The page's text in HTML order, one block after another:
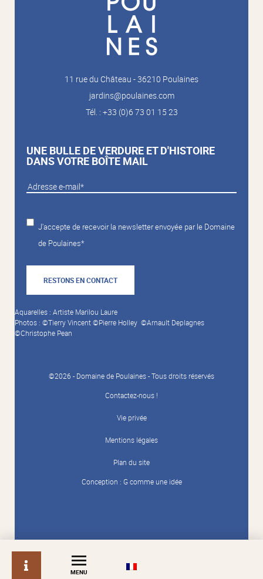
info
MENU
11 rue du Château - 36210 Poulaines
jardins@poulaines.com
Tél. : +33 (0)6 73 01 15 23
UNE BULLE DE VERDURE ET D'HISTOIRE
DANS VOTRE BOÎTE MAIL
J'accepte de recevoir la newsletter envoyée par le Domaine
de Poulaines*
RESTONS EN CONTACT
Aquarelles : Artiste Marilou Laure
Photos : ©Tierry Vincent ©Pierre Holley ©Arnault Deplagnes
©Christophe Pean
©2026 - Domaine de Poulaines - Tous droits réservés
Contactez-nous !
Vie privée
Mentions légales
Plan du site
Conception : G comme une idée